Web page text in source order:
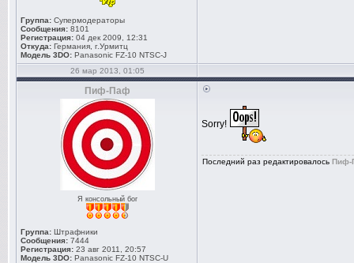
Группа: Супермодераторы
Сообщения: 8101
Регистрация: 04 дек 2009, 12:31
Откуда: Германия, г.Урмитц
Модель 3DO: Panasonic FZ-10 NTSC-J
26 мар 2013, 01:05
Пиф-Паф
Я консольный бог
Группа: Штрафники
Сообщения: 7444
Регистрация: 23 авг 2011, 20:57
Модель 3DO: Panasonic FZ-10 NTSC-U
Sorry!
Последний раз редактировалось Пиф-